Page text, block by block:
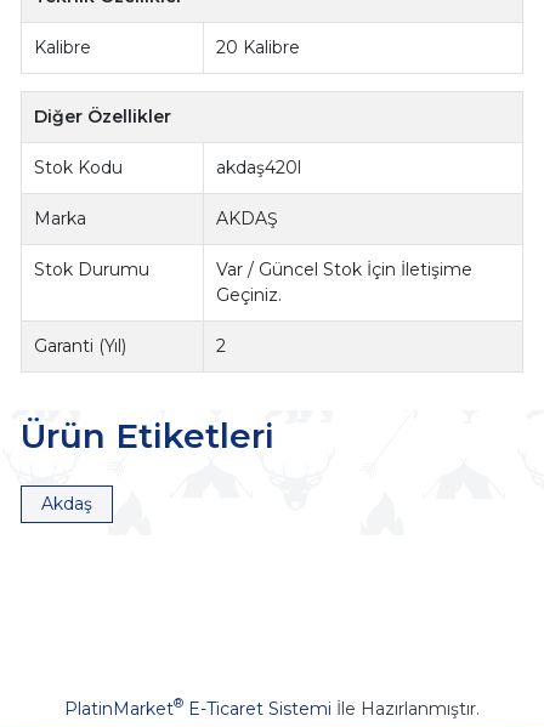
Kalibre 20 Kalibre
Diğer Özellikler
Stok Kodu akdaş420l
Marka AKDAŞ
Stok Durumu
Var / Güncel Stok İçin İletişime
Geçiniz.
Garanti (Yıl) 2
Ürün Etiketleri
Akdaş
PlatinMarket® E-Ticaret Sistemi İle Hazırlanmıştır.